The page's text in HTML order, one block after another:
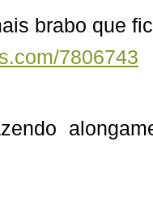
brabo que
7806743